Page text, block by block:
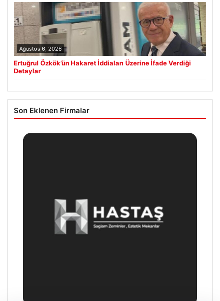
Ağustos 6, 2026
Ertuğrul Özkök’ün Hakaret İddiaları Üzerine İfade Verdiği
Detaylar
Son Eklenen Firmalar